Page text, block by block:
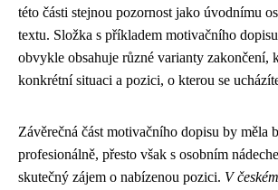
této části stejnou pozornost jako úvodnímu
textu. Složka s příkladem motivačního
obvykle obsahuje různé varianty zakončení,
konkrétní situaci a pozici, o kterou se
Závěrečná část motivačního dopisu by měla
profesionálně, přesto však s osobním
skutečný zájem o nabízenou pozici. V